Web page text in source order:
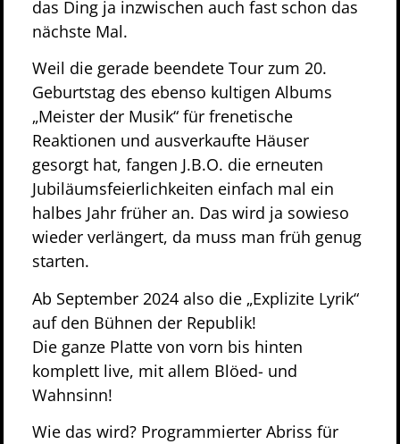
das Ding ja inzwischen auch fast schon das
nächste Mal.
Weil die gerade beendete Tour zum 20.
Geburtstag des ebenso kultigen Albums
„Meister der Musik“ für frenetische
Reaktionen und ausverkaufte Häuser
gesorgt hat, fangen J.B.O. die erneuten
Jubiläumsfeierlichkeiten einfach mal ein
halbes Jahr früher an. Das wird ja sowieso
wieder verlängert, da muss man früh genug
starten.
Ab September 2024 also die „Explizite Lyrik“
auf den Bühnen der Republik!
Die ganze Platte von vorn bis hinten
komplett live, mit allem Blöed- und
Wahnsinn!
Wie das wird? Programmierter Abriss für